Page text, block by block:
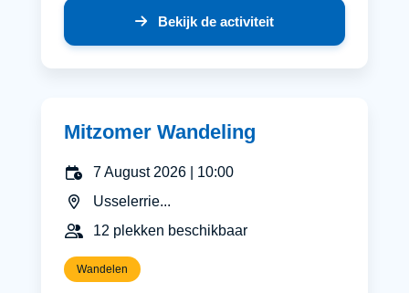
Bekijk de activiteit
Mitzomer Wandeling
7 August 2026 | 10:00
Usselerrie...
12 plekken beschikbaar
Wandelen